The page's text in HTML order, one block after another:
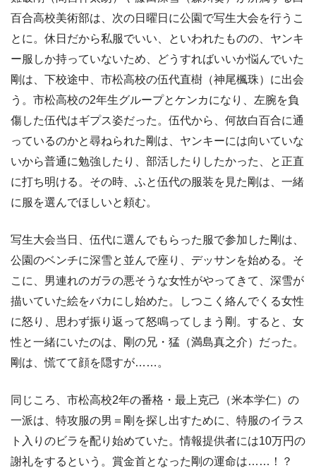
百合高校美術部は、次の日曜日に公園で写生大会を行うこ
とに。休日だから私服でいい、といわれたものの、ヤンキ
ー服しか持っていないため、どうすればいいか悩んでいた
剛は、下校途中、市松高校の伍代直樹（神尾楓珠）に出会
う。市松高校の2年生グループとケンカになり、左腕を負
傷した伍代はギプス姿だった。伍代から、何故白百合に通
っているのかと尋ねられた剛は、ヤンキーには向いていな
いから普通に勉強したり、部活したりしたかった、と正直
に打ち明ける。その時、ふと伍代の服装を見た剛は、一緒
に服を選んでほしいと頼む。
写生大会当日、伍代に選んでもらった服で参加した剛は、
公園のベンチに深雪と並んで座り、デッサンを始める。そ
こに、男連れのガラの悪そうな女性がやってきて、深雪が
描いていた絵をバカにし始めた。しつこく絡んでくる女性
に怒り、思わず振り返って怒鳴ってしまう剛。すると、女
性と一緒にいたのは、剛の兄・猛（満島真之介）だった。
剛は、慌てて顔を隠すが……。
同じころ、市松高校2年の番格・最上克己（米本学仁）の
一派は、特攻服の男＝剛を探し出すために、特服のイラス
ト入りのビラを配り始めていた。情報提供者には10万円の
謝礼をするという。賞金首となった剛の運命は……！？